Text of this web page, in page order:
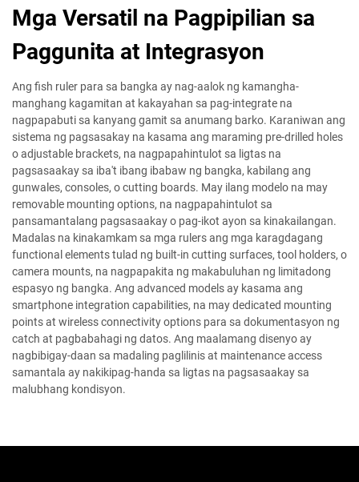
Mga Versatil na Pagpipilian sa
Paggunita at Integrasyon
Ang fish ruler para sa bangka ay nag-aalok ng kamangha-
manghang kagamitan at kakayahan sa pag-integrate na
nagpapabuti sa kanyang gamit sa anumang barko. Karaniwan ang
sistema ng pagsasakay na kasama ang maraming pre-drilled holes
o adjustable brackets, na nagpapahintulot sa ligtas na
pagsasaakay sa iba't ibang ibabaw ng bangka, kabilang ang
gunwales, consoles, o cutting boards. May ilang modelo na may
removable mounting options, na nagpapahintulot sa
pansamantalang pagsasaakay o pag-ikot ayon sa kinakailangan.
Madalas na kinakamkam sa mga rulers ang mga karagdagang
functional elements tulad ng built-in cutting surfaces, tool holders, o
camera mounts, na nagpapakita ng makabuluhan ng limitadong
espasyo ng bangka. Ang advanced models ay kasama ang
smartphone integration capabilities, na may dedicated mounting
points at wireless connectivity options para sa dokumentasyon ng
catch at pagbabahagi ng datos. Ang maalamang disenyo ay
nagbibigay-daan sa madaling paglilinis at maintenance access
samantala ay nakikipag-handa sa ligtas na pagsasaakay sa
malubhang kondisyon.